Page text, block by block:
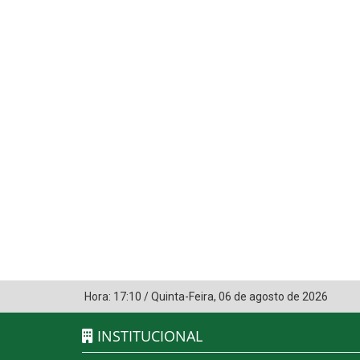
Hora: 17:10 /Quinta-Feira, 06 de agosto de 2026
INSTITUCIONAL